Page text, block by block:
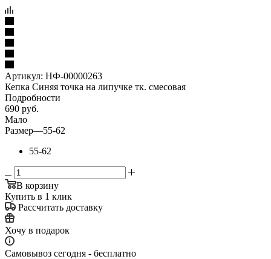
Артикул: НФ-00000263
Кепка Синяя точка на липучке тк. смесовая
Подробности
690 руб.
Мало
Размер—55-62
55-62
В корзину
Купить в 1 клик
Рассчитать доставку
Хочу в подарок
Самовывоз сегодня - бесплатно